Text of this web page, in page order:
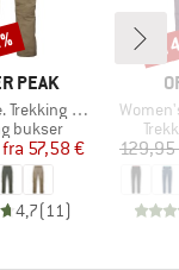
PEAK
Pants II
bukser
Pris
Nedsat pris
fra 57,58 €
4,7(11)
Artikel
129,95